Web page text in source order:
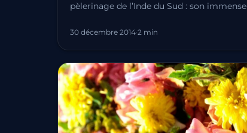
pèlerinage de l’Inde du Sud : son immense
30 décembre 2014·2 min